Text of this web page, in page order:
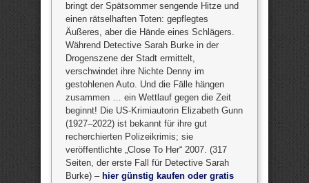
bringt der Spätsommer sengende Hitze und
einen rätselhaften Toten: gepflegtes
Äußeres, aber die Hände eines Schlägers.
Während Detective Sarah Burke in der
Drogenszene der Stadt ermittelt,
verschwindet ihre Nichte Denny im
gestohlenen Auto. Und die Fälle hängen
zusammen … ein Wettlauf gegen die Zeit
beginnt! Die US-Krimiautorin Elizabeth Gunn
(1927–2022) ist bekannt für ihre gut
recherchierten Polizeikrimis; sie
veröffentlichte „Close To Her“ 2007. (317
Seiten, der erste Fall für Detective Sarah
Burke) – hier günstig kaufen oder gratis